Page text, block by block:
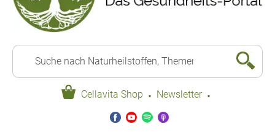
Cellavita Shop · Newsletter ·